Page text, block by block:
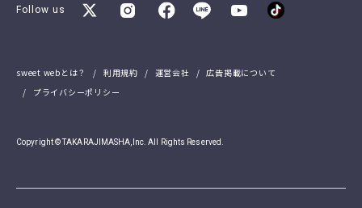
Follow us
sweet webとは？ 利用規約 運営会社
広告掲載について
プライバシーポリシー
Copyright © TAKARAJIMASHA,Inc. All Rights Reserved.